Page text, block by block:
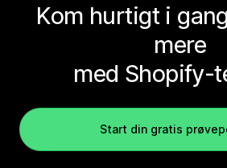
Kom hurtigt i
mere
med Shopify-
Start din gratis